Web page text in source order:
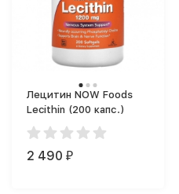
Лецитин NOW Foods
Lecithin (200 капс.)
2 490 ₽